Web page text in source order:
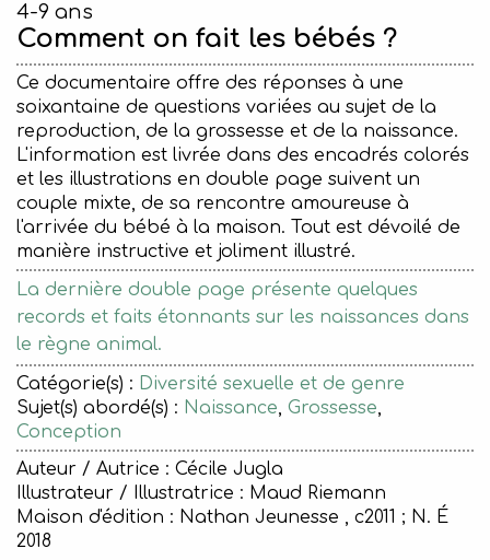
4-9 ans
Comment on fait les bébés ?
Ce documentaire offre des réponses à une
soixantaine de questions variées au sujet de la
reproduction, de la grossesse et de la naissance.
L'information est livrée dans des encadrés colorés
et les illustrations en double page suivent un
couple mixte, de sa rencontre amoureuse à
l'arrivée du bébé à la maison. Tout est dévoilé de
manière instructive et joliment illustré.
La dernière double page présente quelques
records et faits étonnants sur les naissances dans
le règne animal.
Catégorie(s) : Diversité sexuelle et de genre
Sujet(s) abordé(s) : Naissance, Grossesse,
Conception
Auteur / Autrice : Cécile Jugla
Illustrateur / Illustratrice : Maud Riemann
Maison d'édition : Nathan Jeunesse , c2011 ; N. É
2018